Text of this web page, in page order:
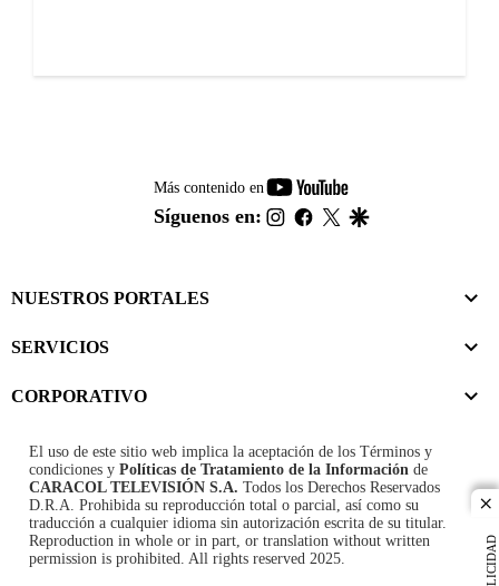
Más contenido en
youtube-
footer
Síguenos en: instagram
facebook
twitter
NUESTROS PORTALES
SERVICIOS
CORPORATIVO
El uso de este sitio web implica la aceptación de los Términos y
condiciones y Políticas de Tratamiento de la Información de
CARACOL TELEVISIÓN S.A. Todos los Derechos Reservados
D.R.A. Prohibida su reproducción total o parcial, así como su
traducción a cualquier idioma sin autorización escrita de su titular.
Reproduction in whole or in part, or translation without written
permission is prohibited. All rights reserved 2025.